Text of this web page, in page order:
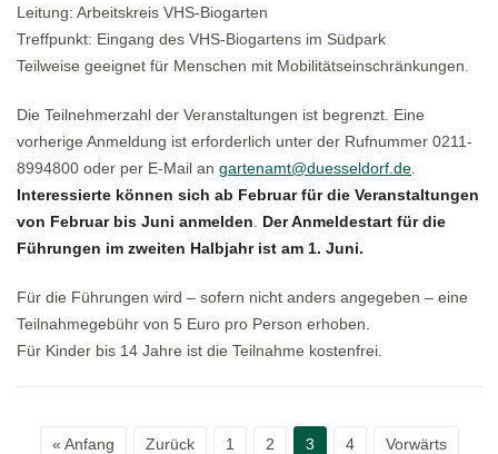
Leitung: Arbeitskreis VHS-Biogarten
Treffpunkt: Eingang des VHS-Biogartens im Südpark
Teilweise geeignet für Menschen mit Mobilitätseinschränkungen.
Die Teilnehmerzahl der Veranstaltungen ist begrenzt. Eine
vorherige Anmeldung ist erforderlich unter der Rufnummer 0211-
8994800 oder per E-Mail an gartenamt@duesseldorf.de
Interessierte können sich ab Februar für die Veranstaltungen
von Februar bis Juni anmelden
Der Anmeldestart für die
Führungen im zweiten Halbjahr ist am 1. Juni.
Für die Führungen wird – sofern nicht anders angegeben – eine
Teilnahmegebühr von 5 Euro pro Person erhoben.
Für Kinder bis 14 Jahre ist die Teilnahme kostenfrei.
« Anfang Zurück 1 2 3 4 Vorwärts